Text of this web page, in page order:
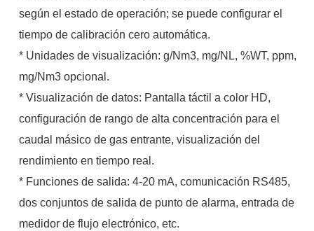
según el estado de operación; se puede configurar el
tiempo de calibración cero automática.
* Unidades de visualización: g/Nm3, mg/NL, %WT, ppm,
mg/Nm3 opcional.
* Visualización de datos: Pantalla táctil a color HD,
configuración de rango de alta concentración para el
caudal másico de gas entrante, visualización del
rendimiento en tiempo real.
* Funciones de salida: 4-20 mA, comunicación RS485,
dos conjuntos de salida de punto de alarma, entrada de
medidor de flujo electrónico, etc.